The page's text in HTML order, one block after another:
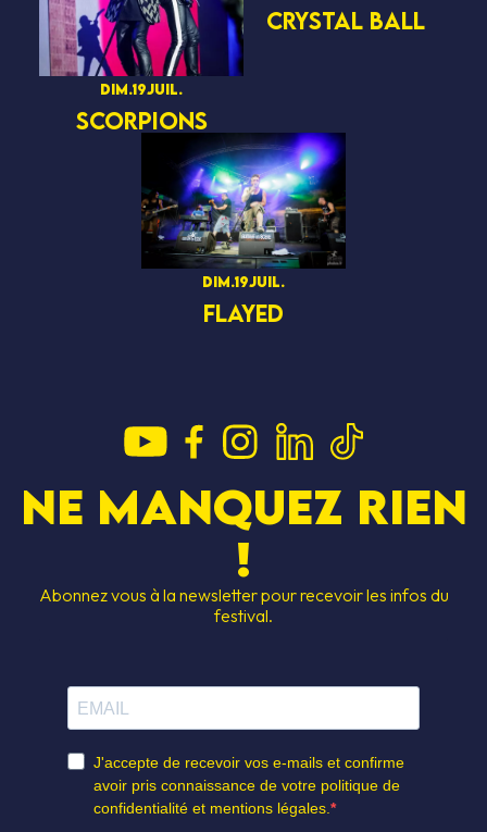
dim.19juil.
SCORPIONS
CRYSTAL BALL
dim.19juil.
FLAYED
Ne manquez rien
!
Abonnez vous à la newsletter pour recevoir les infos du
festival.